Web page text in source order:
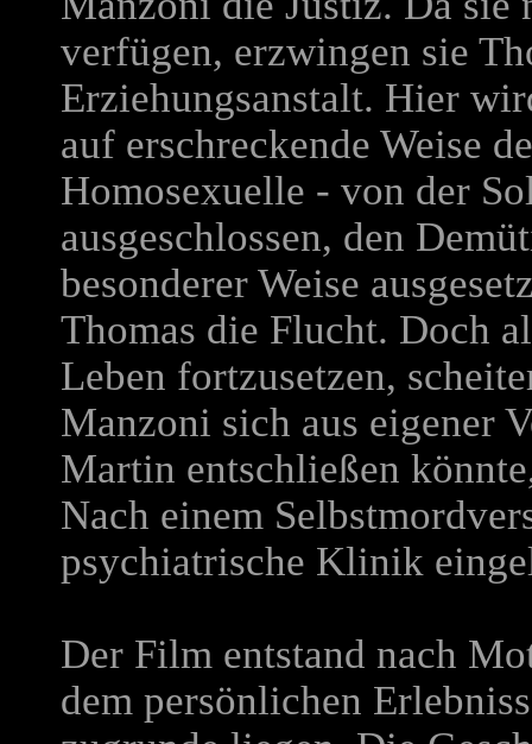
verfügen, erzwingen sie
Erziehungsanstalt. Hier
auf erschreckende Weise
Homosexuelle - von der
ausgeschlossen, den
besonderer Weise
Thomas die Flucht. Doch
Leben fortzusetzen,
Manzoni sich aus eigener
Martin entschließen
Nach einem
psychiatrische Klinik
Der Film entstand nach
dem persönlichen